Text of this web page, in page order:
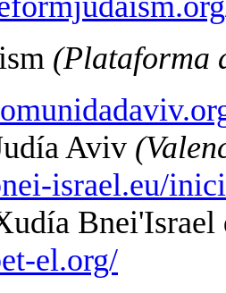
(Plataforma
Aviv
israel.eu/
Bnei'Israel
el.org/